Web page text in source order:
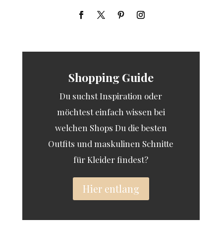
Shopping Guide
Du suchst Inspiration oder
möchtest einfach wissen bei
welchen Shops Du die besten
Outfits und maskulinen Schnitte
für Kleider findest?
Hier entlang